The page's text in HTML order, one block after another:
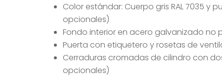
Color estándar: Cuerpo gris RAL 7035 y
opcionales)
Fondo interior en acero galvanizado no
Puerta con etiquetero y rosetas de
Cerraduras cromadas de cilindro con
opcionales)